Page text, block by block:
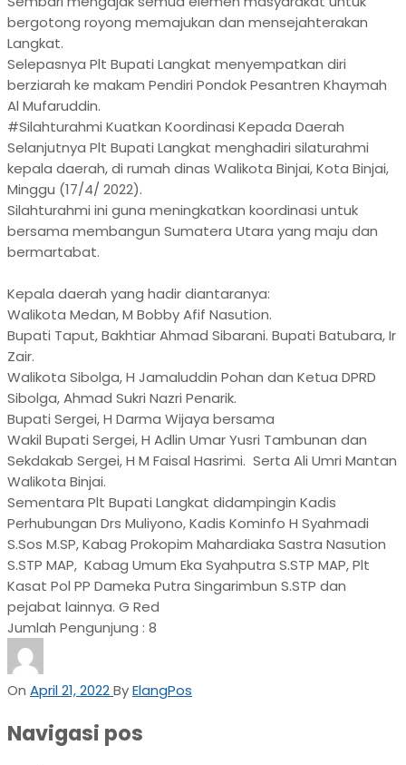
bergotong royong memajukan dan mensejahterakan
Langkat.
Selepasnya Plt Bupati Langkat menyempatkan diri
berziarah ke makam Pendiri Pondok Pesantren Khaymah
Al Mufaruddin.
#Silahturahmi Kuatkan Koordinasi Kepada Daerah
Selanjutnya Plt Bupati Langkat menghadiri silaturahmi
kepala daerah, di rumah dinas Walikota Binjai, Kota Binjai,
Minggu (17/4/ 2022).
Silahturahmi ini guna meningkatkan koordinasi untuk
bersama membangun Sumatera Utara yang maju dan
bermartabat.
Kepala daerah yang hadir diantaranya:
Walikota Medan, M Bobby Afif Nasution.
Bupati Taput, Bakhtiar Ahmad Sibarani. Bupati Batubara, Ir
Zair.
Walikota Sibolga, H Jamaluddin Pohan dan Ketua DPRD
Sibolga, Ahmad Sukri Nazri Penarik.
Bupati Sergei, H Darma Wijaya bersama
Wakil Bupati Sergei, H Adlin Umar Yusri Tambunan dan
Sekdakab Sergei, H M Faisal Hasrimi. Serta Ali Umri Mantan
Walikota Binjai.
Sementara Plt Bupati Langkat didampingin Kadis
Perhubungan Drs Muliyono, Kadis Kominfo H Syahmadi
S.Sos M.SP, Kabag Prokopim Mahardiaka Sastra Nasution
S.STP MAP, Kabag Umum Eka Syahputra S.STP MAP, Plt
Kasat Pol PP Dameka Putra Singarimbun S.STP dan
pejabat lainnya. G Red
Jumlah Pengunjung : 8
On April 21, 2022ByElangPos
Navigasi pos